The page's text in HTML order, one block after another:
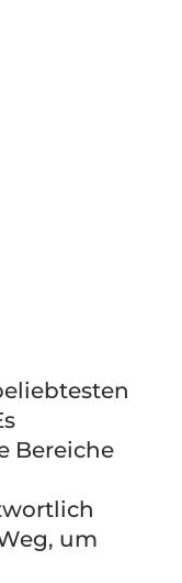
Bereiche
um